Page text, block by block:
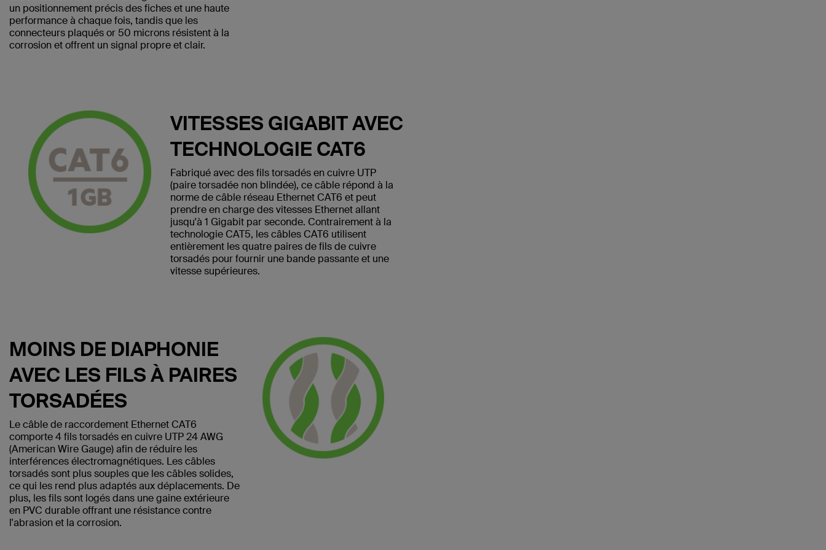
un positionnement précis des fiches et une haute
performance à chaque fois, tandis que les
connecteurs plaqués or 50 microns résistent à la
corrosion et offrent un signal propre et clair.
VITESSES GIGABIT AVEC
TECHNOLOGIE CAT6
Fabriqué avec des fils torsadés en cuivre UTP
(paire torsadée non blindée), ce câble répond à la
norme de câble réseau Ethernet CAT6 et peut
prendre en charge des vitesses Ethernet allant
jusqu'à 1 Gigabit par seconde. Contrairement à la
technologie CAT5, les câbles CAT6 utilisent
entièrement les quatre paires de fils de cuivre
torsadés pour fournir une bande passante et une
vitesse supérieures.
MOINS DE DIAPHONIE
AVEC LES FILS À PAIRES
TORSADÉES
Le câble de raccordement Ethernet CAT6
comporte 4 fils torsadés en cuivre UTP 24 AWG
(American Wire Gauge) afin de réduire les
interférences électromagnétiques. Les câbles
torsadés sont plus souples que les câbles solides,
ce qui les rend plus adaptés aux déplacements. De
plus, les fils sont logés dans une gaine extérieure
en PVC durable offrant une résistance contre
l'abrasion et la corrosion.